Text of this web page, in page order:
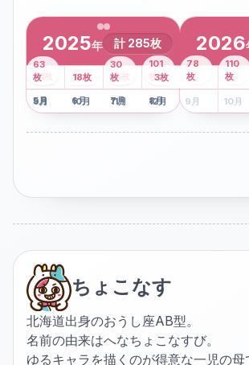
2025年 計 285枚
1月
2枚 2月 3月 4月
8枚
5月
41 枚
6月
13枚
7月
6枚
8月
101
枚
9月
63
枚
10月
18枚
11月
30
枚
12月
3枚
2026
1月 2月
5 月
78
枚
6月
110
枚
9 月 10月
ちょこなす
北海道出身のおうし座AB型。
名前の由来はへなちょこなすび。
ゆるキャラを描くのが得意な一児の母